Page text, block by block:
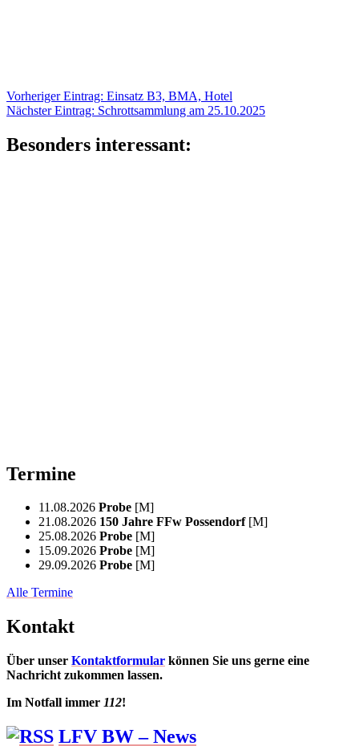
Beitragsnavigation
Vorheriger Eintrag: Vorheriger
Eintrag:
Einsatz B3, BMA, Hotel
Nächster Eintrag: Nächster
Schrottsammlung am 25.10.2025
Besonders interessant:
Termine
11.08.2026 Probe [M]
21.08.2026 150 Jahre FFw Possendorf [M]
25.08.2026 Probe [M]
15.09.2026 Probe [M]
29.09.2026 Probe [M]
Alle Termine
Kontakt
Über unser Kontaktformular können Sie uns gerne eine
Nachricht zukommen lassen.
Im Notfall immer 112!
LFV BW – News